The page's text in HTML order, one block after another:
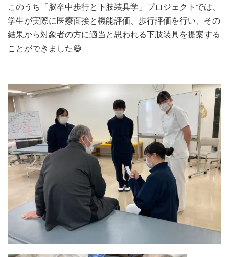
このうち「脳卒中歩行と下肢装具学」プロジェクトでは、
学生が実際に医療面接と機能評価、歩行評価を行い、その
結果から対象者の方に適当と思われる下肢装具を提案する
ことができました😄